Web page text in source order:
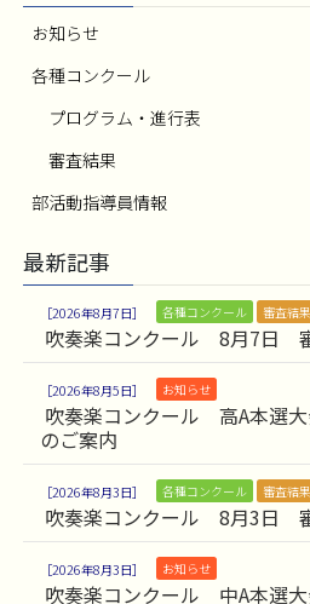
お知らせ
各種コンクール
プログラム・進行表
審査結果
部活動指導員情報
最新記事
2026年8月7日 各種コンクール 審査結果
吹奏楽コンクール 8月7日
2026年8月5日 お知らせ
吹奏楽コンクール 高A本選
のご案内
2026年8月3日 各種コンクール 審査結果
吹奏楽コンクール 8月3日
2026年8月3日 お知らせ
吹奏楽コンクール 中A本選